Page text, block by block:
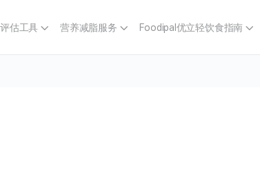
估工具 营养减脂服务 Foodipal优立轻饮食指南